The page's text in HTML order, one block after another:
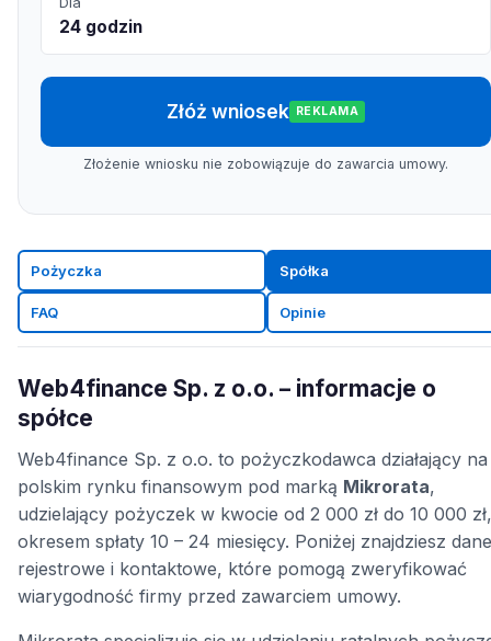
24 godzin
Złóż wniosek REKLAMA
Złożenie wniosku nie zobowiązuje do zawarcia umowy.
Pożyczka Spółka
FAQ Opinie
Web4finance Sp. z o.o. – informacje o
spółce
Web4finance Sp. z o.o. to pożyczkodawca działający na
polskim rynku finansowym pod marką Mikrorata,
udzielający pożyczek w kwocie od 2 000 zł do 10 000
okresem spłaty 10 – 24 miesięcy. Poniżej znajdziesz dane
rejestrowe i kontaktowe, które pomogą zweryfikować
wiarygodność firmy przed zawarciem umowy.